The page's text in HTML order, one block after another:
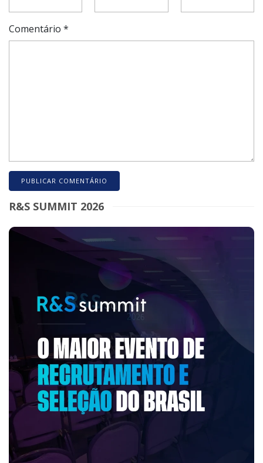
Comentário *
R&S SUMMIT 2026